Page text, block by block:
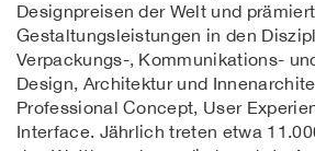
Designpreisen der Welt und prämiert
Gestaltungsleistungen in den
Verpackungs-, Kommunikations-
Design, Architektur und
Professional Concept, User
Interface. Jährlich treten etwa